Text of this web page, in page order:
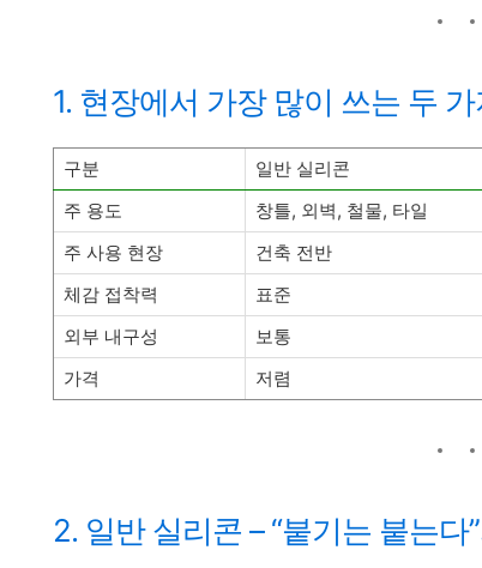
1. 현장에서 가장 많이 쓰는 두
구분 일반 실리콘
주 용도
창틀, 외벽, 철물, 타일
주 사용 현장
건축 전반
체감 접착력
표준
외부 내구성
보통
가격
저렴
2. 일반 실리콘 – “붙기는 붙는다